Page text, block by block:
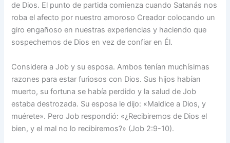
de Dios. El punto de partida comienza cuando Satanás nos
roba el afecto por nuestro amoroso Creador colocando un
giro engañoso en nuestras experiencias y haciendo que
sospechemos de Dios en vez de confiar en Él.
Considera a Job y su esposa. Ambos tenían muchísimas
razones para estar furiosos con Dios. Sus hijos habían
muerto, su fortuna se había perdido y la salud de Job
estaba destrozada. Su esposa le dijo: «Maldice a Dios, y
muérete». Pero Job respondió: «¿Recibiremos de Dios el
bien, y el mal no lo recibiremos?» (Job 2:9-10).